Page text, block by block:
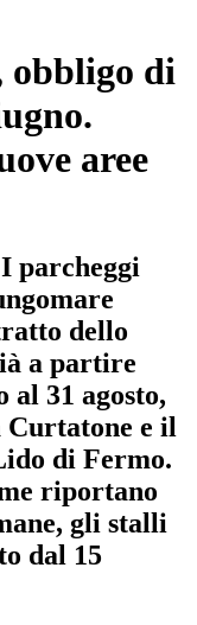
obbligo di
aree
parcheggi
dello
a partire
al 31 agosto,
e il
di Fermo.
riportano
gli stalli
dal 15